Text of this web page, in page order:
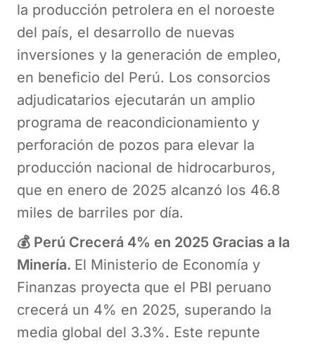
la producción petrolera en el noroeste
del país, el desarrollo de nuevas
inversiones y la generación de empleo,
en beneficio del Perú. Los consorcios
adjudicatarios ejecutarán un amplio
programa de reacondicionamiento y
perforación de pozos para elevar la
producción nacional de hidrocarburos,
que en enero de 2025 alcanzó los 46.8
miles de barriles por día.
💰 Perú Crecerá 4% en 2025 Gracias a la
Minería. El Ministerio de Economía y
Finanzas proyecta que el PBI peruano
crecerá un 4% en 2025, superando la
media global del 3.3%. Este repunte